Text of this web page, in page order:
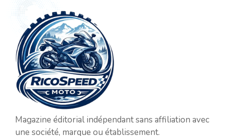
Magazine éditorial indépendant sans affiliation avec
une société, marque ou établissement.